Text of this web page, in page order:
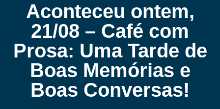
Aconteceu ontem,
21/08 – Café com
Prosa: Uma Tarde de
Boas Memórias e
Boas Conversas!